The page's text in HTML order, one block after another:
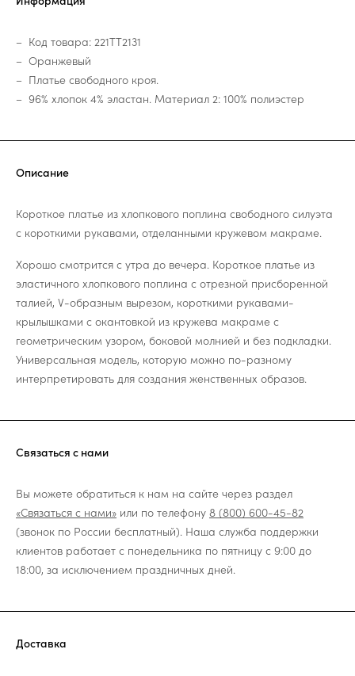
Код товара: 221TT2131
Оранжевый
Платье свободного кроя.
96% хлопок 4% эластан. Материал 2: 100% полиэстер
Описание
Короткое платье из хлопкового поплина свободного силуэта
с короткими рукавами, отделанными кружевом макраме.
Хорошо смотрится с утра до вечера. Короткое платье из
эластичного хлопкового поплина с отрезной присборенной
талией, V-образным вырезом, короткими рукавами-
крылышками с окантовкой из кружева макраме с
геометрическим узором, боковой молнией и без подкладки.
Универсальная модель, которую можно по-разному
интерпретировать для создания женственных образов.
Связаться с нами
Вы можете обратиться к нам на сайте через раздел
«Связаться с нами» или по телефону 8 (800) 600-45-82
(звонок по России бесплатный). Наша служба поддержки
клиентов работает с понедельника по пятницу с 9:00 до
18:00, за исключением праздничных дней.
Доставка